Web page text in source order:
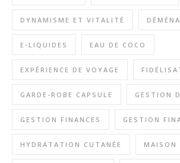
DYNAMISME ET VITALITÉ
E-LIQUIDES EAU DE COCO
EXPÉRIENCE DE VOYAGE
GARDE-ROBE CAPSULE GESTION
GESTION FINANCES GESTION
HYDRATATION CUTANÉE MAISON